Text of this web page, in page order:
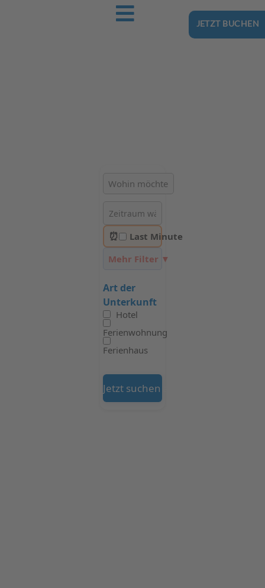
JETZT BUCHEN
⏰
Last Minute
Mehr Filter ▼
Art der
Unterkunft
Hotel
Ferienwohnung
Ferienhaus
Jetzt suchen auf Booking.com